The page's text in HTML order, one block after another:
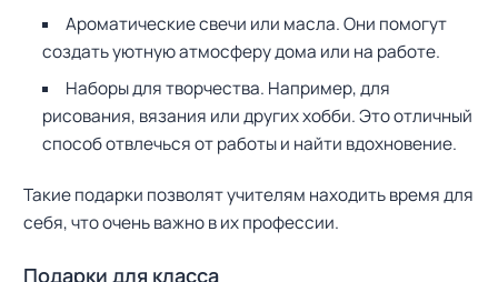
Ароматические свечи или масла. Они помогут
создать уютную атмосферу дома или на работе.
Наборы для творчества. Например, для
рисования, вязания или других хобби. Это отличный
способ отвлечься от работы и найти вдохновение.
Такие подарки позволят учителям находить время для
себя, что очень важно в их профессии.
Подарки для класса